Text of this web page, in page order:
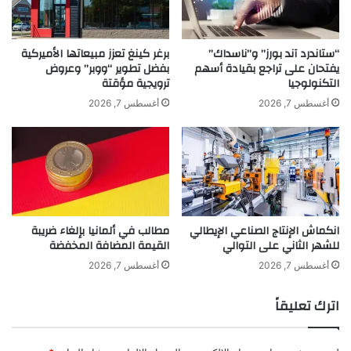
شارك هذا الموضوع:
■ مصدر الخبر الأصلي
نشر لأول مرة على: yalebnan.org
تاريخ النشر: 2025-12-21 09:45:00
ahmadsh
ف
ط
غ
ي
ر
ع
ا
ق
ب
ة
ق
ب
ا
ل
ن
ز
ي
ر
ة
ق
د
م
ة
ف
ي
ا
ل
ه
ن
د
“ستاندرد آند بورز” و”ناسداك”
يفتحان على تراجع بقيادة أسهم
التكنولوجيا
أغسطس 7, 2026
برغر كينغ تعزز مبيعاتها الأميركية
بفضل تطوير “ووبر” وعروض
ترويجية مؤقتة
أغسطس 7, 2026
انكماش الإنتاج الصناعي الإيطالي
للشهر الثاني على التوالي
أغسطس 7, 2026
مطالب في ألمانيا بإلغاء ضريبة
القيمة المضافة المخفضة
أغسطس 7, 2026
اترك تعليقاً